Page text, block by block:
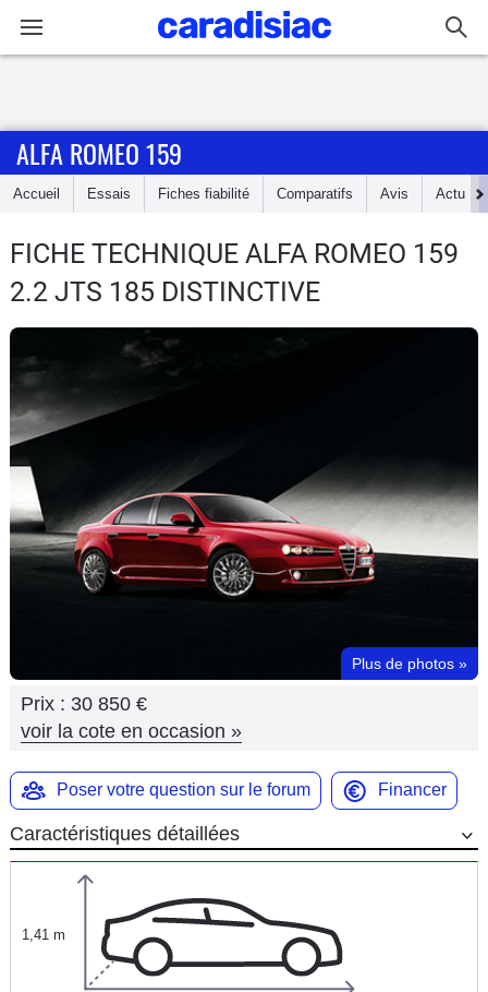
Accueil
Essais
Guide
Electriques
Utilitaires
Flottes
Auto
Moto
Marques
ALFA ROMEO 159
Accueil Essais Fiches fiabilité Comparatifs Avis Actu
FICHE TECHNIQUE ALFA ROMEO 159
2.2 JTS 185 DISTINCTIVE
Plus de photos »
Prix : 30 850 €
voir la cote en occasion »
Poser votre question sur le forum Financer
Caractéristiques détaillées
1,41 m